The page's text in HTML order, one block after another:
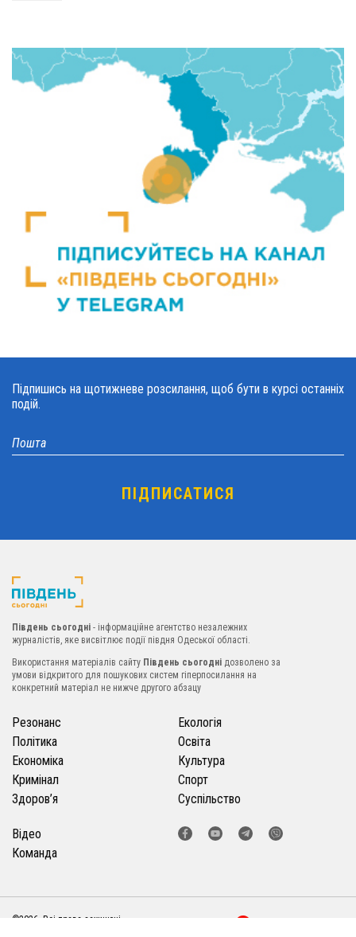
Підпишись на щотижневе розсилання, щоб бути в курсі останніх
подій.
Південь сьогодні - інформаційне агентство незалежних
журналістів, яке висвітлює події півдня Одеської області.
Використання матеріалів сайту Південь сьогодні дозволено за
умови відкритого для пошукових систем гіперпосилання на
конкретний матеріал не нижче другого абзацу
Резонанс
Політика
Економіка
Кримінал
Здоров’я
Екологія
Освіта
Культура
Спорт
Суспільство
Відео
Команда
©2026. Всі права захищені